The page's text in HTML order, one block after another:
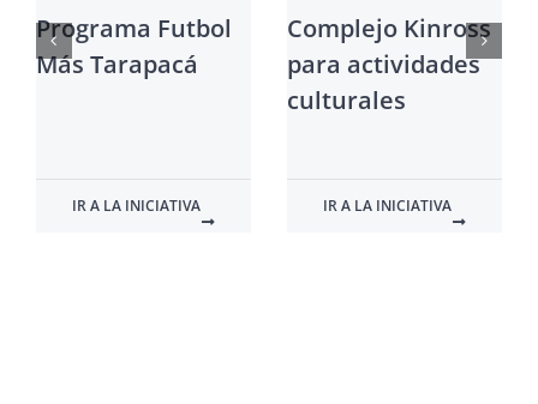
Programa Futbol
Más Tarapacá
IR A LA INICIATIVA
Complejo Kinross
para actividades
culturales
IR A LA INICIATIVA